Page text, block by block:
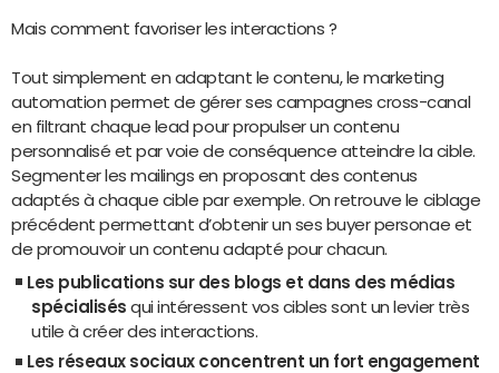
Mais comment favoriser les interactions ?
Tout simplement en adaptant le contenu, le marketing
automation permet de gérer ses campagnes cross-canal
en filtrant chaque lead pour propulser un contenu
personnalisé et par voie de conséquence atteindre la cible.
Segmenter les mailings en proposant des contenus
adaptés à chaque cible par exemple. On retrouve le ciblage
précédent permettant d’obtenir un ses buyer personae et
de promouvoir un contenu adapté pour chacun.
Les publications sur des blogs et dans des médias
spécialisés qui intéressent vos cibles sont un levier très
utile à créer des interactions.
Les réseaux sociaux concentrent un fort engagement